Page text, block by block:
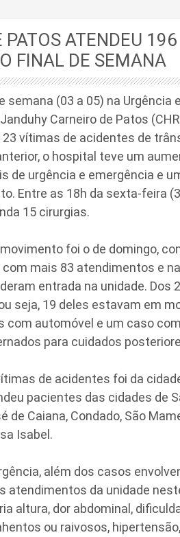
PATOS ATENDEU
FINAL DE SEMANA
semana (03 a 05) na
Carneiro de Patos
vítimas de acidentes de
o hospital teve um
de urgência e emergência e
Entre as 18h da sexta-feira
15 cirurgias.
foi o de domingo,
com mais 83 atendimentos e
entrada na unidade.
seja, 19 deles estavam em
com automóvel e um caso
para cuidados
de acidentes foi da
pacientes das cidades de
de Caiana, Condado, São
Isabel.
além dos casos
atendimentos da unidade
altura, dor abdominal,
ou raivosos,